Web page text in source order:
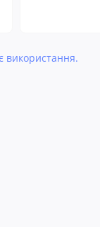
використання.